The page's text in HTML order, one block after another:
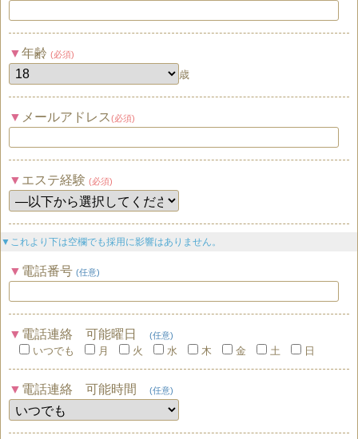
年齢 (必須)
歳
メールアドレス (必須)
エステ経験 (必須)
▼これより下は空欄でも採用に影響はありません。
電話番号 (任意)
電話連絡 可能曜日 (任意)
いつでも 月 火 水 木 金 土 日
電話連絡 可能時間 (任意)